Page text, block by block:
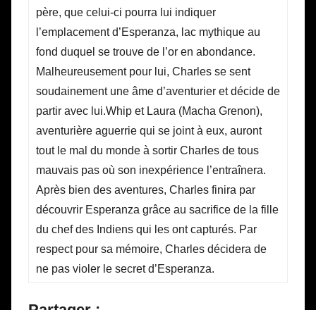
père, que celui-ci pourra lui indiquer
l’emplacement d’Esperanza, lac mythique au
fond duquel se trouve de l’or en abondance.
Malheureusement pour lui, Charles se sent
soudainement une âme d’aventurier et décide de
partir avec lui.Whip et Laura (Macha Grenon),
aventurière aguerrie qui se joint à eux, auront
tout le mal du monde à sortir Charles de tous
mauvais pas où son inexpérience l’entraînera.
Après bien des aventures, Charles finira par
découvrir Esperanza grâce au sacrifice de la fille
du chef des Indiens qui les ont capturés. Par
respect pour sa mémoire, Charles décidera de
ne pas violer le secret d’Esperanza.